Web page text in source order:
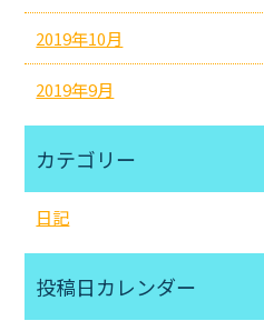
2019年10月
2019年9月
カテゴリー
日記
投稿日カレンダー